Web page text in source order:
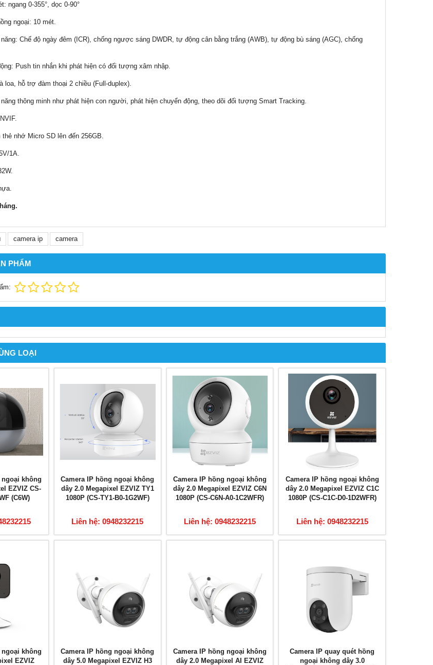
ngang 0-355°, dọc 0-90°
ngoại: 10 mét.
Chế độ ngày đêm (ICR), chống ngược sáng DWDR, tự động cân bằng trắng (AWB), tự động bù sáng (AGC), chống
Push tin nhắn khi phát hiện có đối tượng xâm nhập.
loa, hỗ trợ đàm thoại 2 chiều (Full-duplex).
thông minh như phát hiện con người, phát hiện chuyển động, theo dõi đối tượng Smart Tracking.
nhớ Micro SD lên đến 256GB.
1A.
camera ip camera
PHẨM
LOẠI
ngoại không
EZVIZ CS-
(C6W)
Camera IP hồng ngoại không
dây 2.0 Megapixel EZVIZ TY1
1080P (CS-TY1-B0-1G2WF)
Liên hệ: 0948232215
Camera IP hồng ngoại không
dây 2.0 Megapixel EZVIZ C6N
1080P (CS-C6N-A0-1C2WFR)
Liên hệ: 0948232215
Camera IP hồng ngoại không
dây 2.0 Megapixel EZVIZ C1C
1080P (CS-C1C-D0-1D2WFR)
Liên hệ: 0948232215
ngoại không
EZVIZ
Camera IP hồng ngoại không
dây 5.0 Megapixel EZVIZ H3
Camera IP hồng ngoại không
dây 2.0 Megapixel AI EZVIZ
Camera IP quay quét hồng
ngoại không dây 3.0